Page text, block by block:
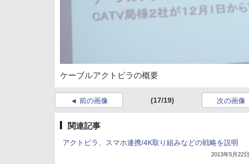
ケーブルアクトビラの概要
前の画像 (17/19) 次の画像
関連記事
アクトビラ、スマホ連携/4K取り組みなどの戦略を説明
2013年5月22日